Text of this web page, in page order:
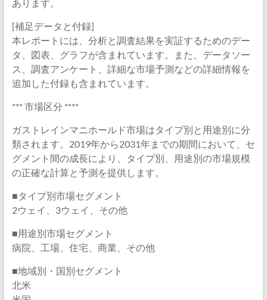
あります。
[補足データと付録]
本レポートには、分析と調査結果を実証するためのデー
タ、図表、グラフが含まれています。また、データソー
ス、調査アンケート、詳細な市場予測などの詳細情報を
追加した付録も含まれています。
*** 市場区分 ****
ガストレインマニホールド市場はタイプ別と用途別に分
類されます。2019年から2031年までの期間において、セ
グメント間の成長により、タイプ別、用途別の市場規模
の正確な計算と予測を提供します。
■タイプ別市場セグメント
2ウェイ、3ウェイ、その他
■用途別市場セグメント
病院、工場、住宅、商業、その他
■地域別・国別セグメント
北米